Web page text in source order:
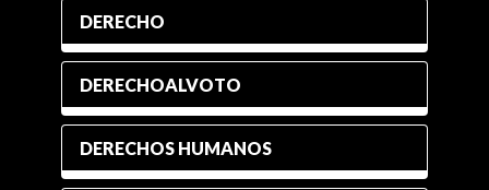
DERECHO
DERECHOALVOTO
DERECHOS HUMANOS